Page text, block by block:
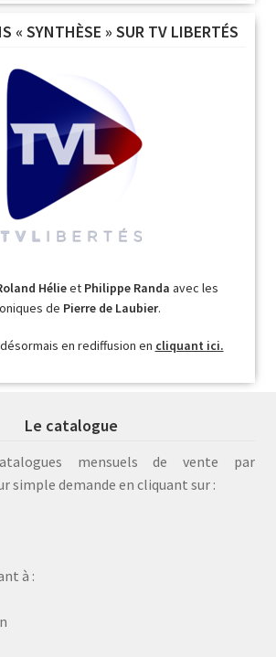
« SYNTHÈSE » SUR TV LIBERTÉS
Hélieet Philippe Randa avec les
de Pierre de Laubier.
en rediffusion en cliquant ici.
Le catalogue
mensuels de vente par
simple demande en cliquant sur :
à :